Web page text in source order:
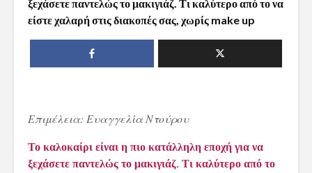
ξεχάσετε παντελώς το μακιγιάζ. Τι καλύτερο από το να
είστε χαλαρή στις διακοπές σας, χωρίς make up
Επιμέλεια: Ευαγγελία Ντούρου
Το καλοκαίρι είναι η πιο κατάλληλη εποχή για να
ξεχάσετε παντελώς το μακιγιάζ. Τι καλύτερο από το